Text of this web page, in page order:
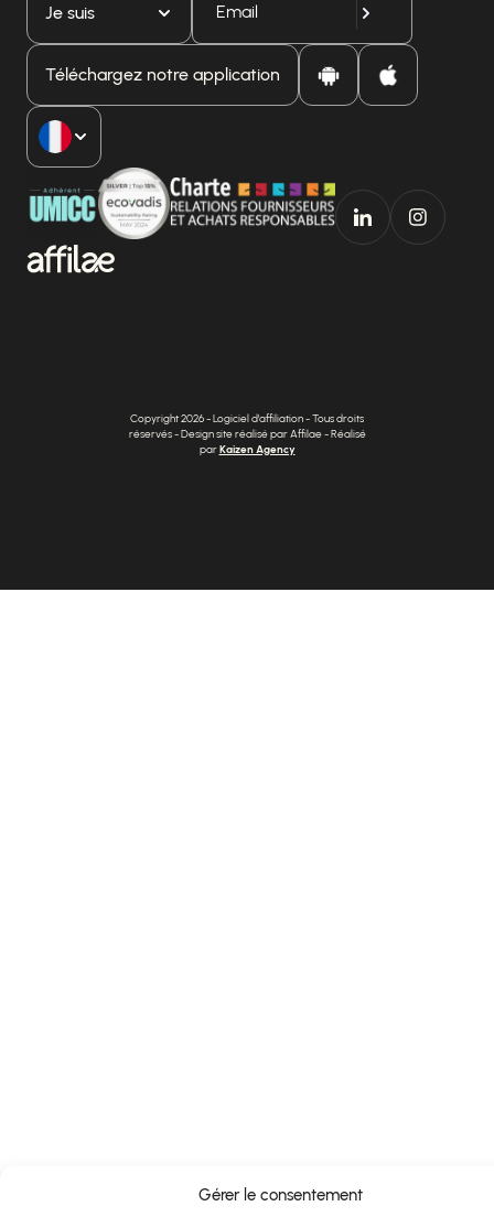
Gérer le consentement
Je suis
Téléchargez notre application
Copyright 2026 - Logiciel d'affiliation - Tous droits
réservés - Design site réalisé par Affilae - Réalisé
parKaizen Agency